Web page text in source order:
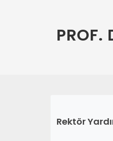
PROF.
Rektör